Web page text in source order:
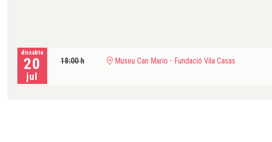
dissabte
20
jul
18:00 h Museu Can Mario - Fundació Vila Casas